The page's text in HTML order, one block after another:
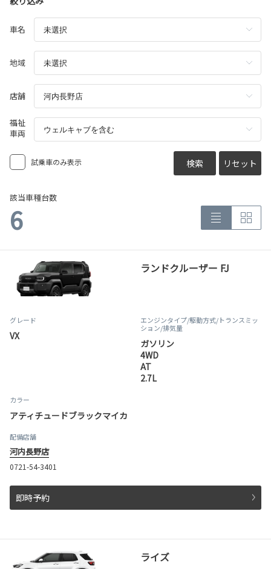
車名
地域
店舗
福祉
車両
試乗車のみ表示 検索 リセット
該当車種台数
6
ランドクルーザー FJ
グレード
VX
エンジンタイプ/駆動方式/トランスミッ
ション/排気量
ガソリン
4WD
AT
2.7L
カラー
アティチュードブラックマイカ
配備店舗
河内長野店
0721-54-3401
即時予約
ライズ